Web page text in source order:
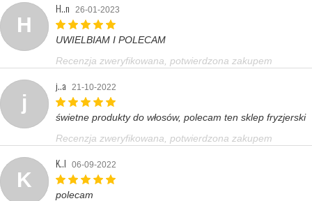
H
H..n 26-01-2023
UWIELBIAM I POLECAM
Recenzja zweryfikowana, potwierdzona zakupem
j
j..a 21-10-2022
świetne produkty do włosów, polecam ten sklep fryzjerski
Recenzja zweryfikowana, potwierdzona zakupem
K
K..l 06-09-2022
polecam